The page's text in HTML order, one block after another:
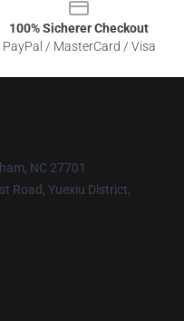
100% Sicherer Checkout
PayPal / MasterCard / Visa
NC 27701
Road, Yuexiu District,